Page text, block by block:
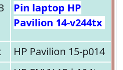
Pin laptop HP
Pavilion 14-v244tx
HP Pavilion 15-p014